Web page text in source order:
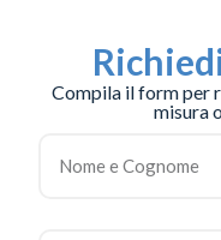
Compila il form per
misura